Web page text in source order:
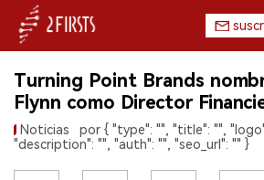
INICIO
EMPRESA
Turning Point Brands
Flynn como Director
Noticias
por { "type": "", "title": "",
"description": "", "auth": "", "seo_url": "" }